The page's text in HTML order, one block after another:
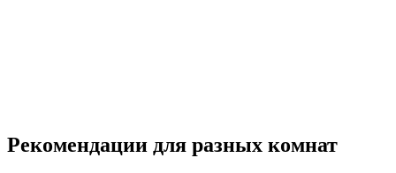
Рекомендации для разных комнат